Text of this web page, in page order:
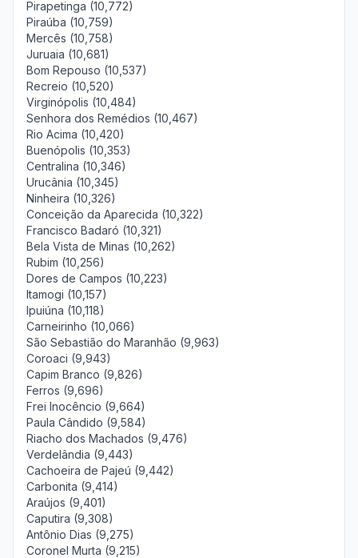
Pirapetinga (10,772)
Piraúba (10,759)
Mercês (10,758)
Juruaia (10,681)
Bom Repouso (10,537)
Recreio (10,520)
Virginópolis (10,484)
Senhora dos Remédios (10,467)
Rio Acima (10,420)
Buenópolis (10,353)
Centralina (10,346)
Urucânia (10,345)
Ninheira (10,326)
Conceição da Aparecida (10,322)
Francisco Badaró (10,321)
Bela Vista de Minas (10,262)
Rubim (10,256)
Dores de Campos (10,223)
Itamogi (10,157)
Ipuiúna (10,118)
Carneirinho (10,066)
São Sebastião do Maranhão (9,963)
Coroaci (9,943)
Capim Branco (9,826)
Ferros (9,696)
Frei Inocêncio (9,664)
Paula Cândido (9,584)
Riacho dos Machados (9,476)
Verdelândia (9,443)
Cachoeira de Pajeú (9,442)
Carbonita (9,414)
Araújos (9,401)
Caputira (9,308)
Antônio Dias (9,275)
Coronel Murta (9,215)